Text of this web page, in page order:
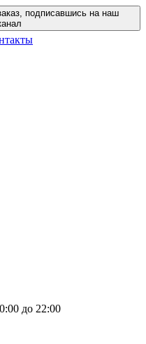
подписавшись на наш
до 22:00